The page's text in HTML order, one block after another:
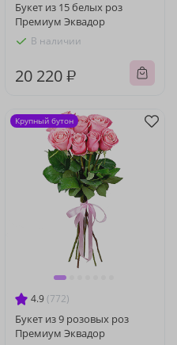
Букет из 15 белых роз
Премиум Эквадор
В наличии
20 220 ₽
4.9 (772)
Букет из 9 розовых роз
Премиум Эквадор
Крупный бутон